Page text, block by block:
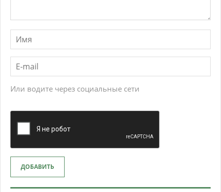
Или водите через социальные сети
ДОБАВИТЬ